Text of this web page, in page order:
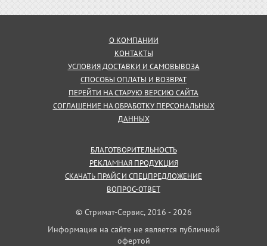
О КОМПАНИИ
КОНТАКТЫ
УСЛОВИЯ ДОСТАВКИ И САМОВЫВОЗА
СПОСОБЫ ОПЛАТЫ И ВОЗВРАТ
ПЕРЕЙТИ НА СТАРУЮ ВЕРСИЮ САЙТА
СОГЛАШЕНИЕ НА ОБРАБОТКУ ПЕРСОНАЛЬНЫХ
ДАННЫХ
БЛАГОТВОРИТЕЛЬНОСТЬ
РЕКЛАМНАЯ ПРОДУКЦИЯ
СКАЧАТЬ ПРАЙС И СПЕЦПРЕДЛОЖЕНИЕ
ВОПРОС-ОТВЕТ
© Стримат-Сервис, 2016 - 2026
Информация на сайте не является публичной
офертой